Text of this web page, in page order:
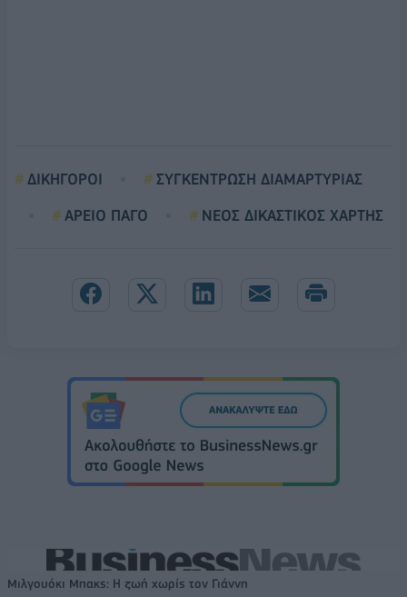
ΔΙΚΗΓΟΡΟΙ
ΣΥΓΚΕΝΤΡΩΣΗ ΔΙΑΜΑΡΤΥΡΙΑΣ
ΑΡΕΙΟ ΠΑΓΟ
ΝΕΟΣ ΔΙΚΑΣΤΙΚΟΣ ΧΑΡΤΗΣ
Μιλγουόκι Μπακς: Η ζωή χωρίς τον Γιάννη